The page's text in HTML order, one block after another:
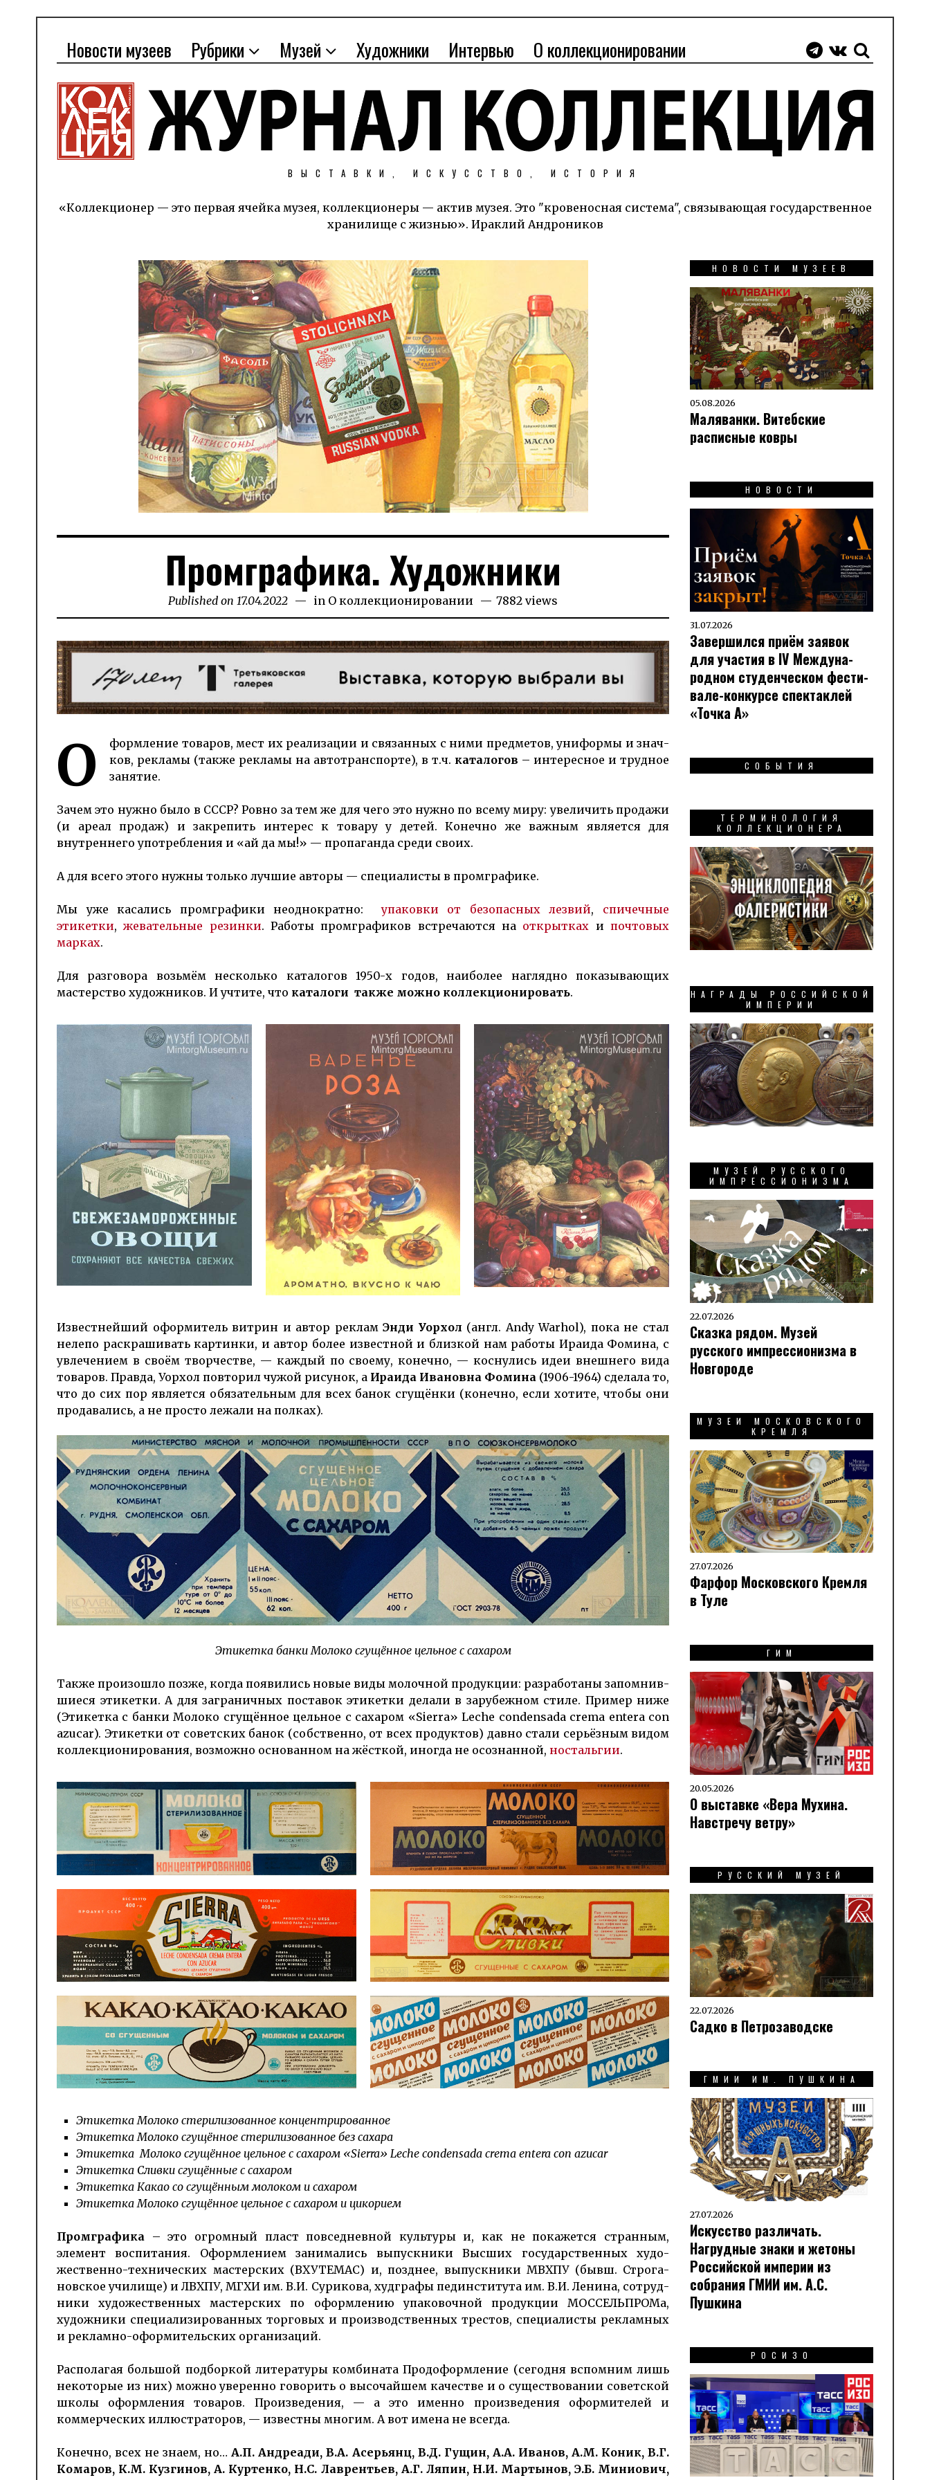
Новости музеев Рубрики Музей Художники Интервью О коллекционировании
ВЫСТАВКИ, ИСКУССТВО, ИСТОРИЯ
«Коллекционер — это первая ячейка музея, коллекционеры — актив музея. Это "кровеносная система", связывающая государственное
хранилище с жизнью». Ираклий Андроников
Промграфика. Художники
Published on 17.04.2022 17.11.2022
in О коллекционировании 7882 views
О
формление товаров, мест их реализа­ции и свя­зан­ных с ни­ми пред­ме­тов, уни­фор­мы и знач­
ков, рек­ла­мы (также рекламы на авто­транспорте), в т.ч. ка­та­ло­гов – интересное и трудное
занятие.
Зачем это нужно было в СССР? Ровно за тем же для чего это нужно по всему миру: увеличить продажи
(и ареал продаж) и закрепить интерес к товару у детей. Конечно же важным является для
внутреннего употребления и «ай да мы!» — пропаганда среди своих.
А для всего этого нужны только лучшие авторы — специалисты в промграфике.
Мы уже касались промграфики неоднократно:упаковки от бе­зо­пас­ных лезвий, спичечные
этикетки,жевательные резинки. Работы пром­гра­фиков встречаются на открытках ипочтовых
марках.
Для разговора возьмём несколько каталогов 1950-х годов, наиболее наглядно показывающих
мастерство художников. И учтите, что каталоги также можно кол­лекциони­ровать.
Известнейший оформитель витрин и автор рекламЭнди Уорхол (англ. Andy Warhol), пока не стал
нелепо раскрашивать картинки, и автор более известной и близкой нам работы Ираида Фомина, с
увлечением в своём творчестве, — каждый по своему, конечно, — коснулись идеи внешнего вида
товаров. Правда, Уорхол повторил чужой рисунок, а Ираида Ивановна Фомина (1906-1964) сделала то,
что до сих пор является обязательным для всех банок сгущёнки (конечно, если хотите, чтобы они
продавались, а не просто лежали на полках).
Этикетка банки Молоко сгущённое цельное с сахаром
Также произошло позже, когда появились новые виды молочной продукции: разработаны запом­нив­
шиеся этикетки. А для загра­ничных поставок этикетки делали в зарубежном стиле. Пример ниже
(Этикетка с банки Молоко сгущённое цельное с сахаром «Sierra» Leche condensada crema entera con
azucar). Этикетки от советских банок (собственно, от всех продуктов) давно стали серьёзным видом
кол­лекцио­ниро­вания, возможно осно­ванном на жёсткой, иногда не осознанной, ностальгии.
Этикетка Молоко стерилизованное концентрированное
Этикетка Молоко сгущённое стерилизованное без сахара
Этикетка Молоко сгущённое цельное с сахаром «Sierra» Leche condensada crema entera con azucar
Этикетка Сливки сгущённые с сахаром
Этикетка Какао со сгущённым молоком и сахаром
Этикетка Молоко сгущённое цельное с сахаром и цикорием
Промграфика – это огромный пласт повседневной культуры и, как не покажется стран­ным,
элемент воспи­тания. Оформлением занима­­лись выпускники Высших государст­венных худо­
жественно-техни­­ческих мас­тер­ских (ВХУТЕМАС) и, позднее, выпускники МВХПУ (бывш. Строга­
новское училище) и ЛВХПУ, МГХИ им. В.И. Сурикова, худграфы пед­института им. В.И. Ленина, сотруд­
ники худо­жествен­ных мас­тер­ских по оформле­нию упа­ко­воч­ной про­дук­ции МОССЕЛЬПРОМа,
худож­ники спе­циали­зиро­ван­ных торго­вых и произ­­вод­ствен­ных трестов, спе­циа­листы реклам­ных
и рекламно-оформи­­тельских организаций.
Располагая большой под­бор­кой ли­те­ра­туры ком­бината Продоформление (сегодня вспомним лишь
некоторые из них) можно уверенно говорить о высо­чайшем качестве и о существовании советской
школы оформления товаров. Произведения, — а это именно произве­дения оформителей и
коммерческих иллюстра­торов, — известны многим. А вот имена не всегда.
Конечно, всех не знаем, но…А.П. Андреади, В.А. Асерьянц, В.Д. Гущин, А.А. Иванов, А.М. Коник, В.Г.
Комаров, К.М. Кузгинов, А. Куртенко, Н.С. Лав­рентьев, А.Г. Ляпин, Н.И. Мартынов, Э.Б. Миниович,
НОВОСТИ МУЗЕЕВ
05.08.2026
Маляванки. Витебские
расписные ковры
НОВОСТИ
31.07.2026
Завершился приём заявок
для участия в IV Меж­ду­на­
род­ном сту­ден­чес­ком фес­ти­
вале-кон­кур­се спек­таклей
«Точка А»
СОБЫТИЯ
ТЕРМИНОЛОГИЯ
КОЛЛЕКЦИОНЕРА
НАГРАДЫ РОССИЙСКОЙ
ИМПЕРИИ
МУЗЕЙ РУССКОГО
ИМПРЕССИОНИЗМА
22.07.2026
Сказка рядом. Музей
русского импрессионизма в
Новгороде
МУЗЕИ МОСКОВСКОГО
КРЕМЛЯ
27.07.2026
Фарфор Московского Кремля
в Туле
ГИМ
20.05.2026
О выставке «Вера Мухина.
Навстречу ветру»
РУССКИЙ МУЗЕЙ
22.07.2026
Садко в Петрозаводске
ГМИИ ИМ. ПУШКИНА
27.07.2026
Искусство различать.
Нагрудные знаки и жетоны
Российской империи из
собрания ГМИИ им. А.С.
Пушкина
РОСИЗО